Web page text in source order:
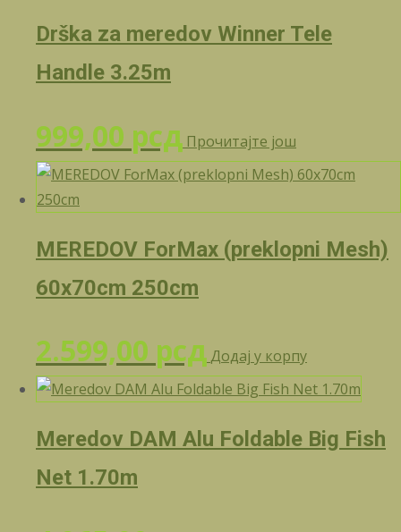
Drška za meredov Winner Tele
Handle 3.25m
999,00 рсд Прочитајте још
MEREDOV ForMax (preklopni Mesh)
60x70cm 250cm
2.599,00 рсд Додај у корпу
Meredov DAM Alu Foldable Big Fish
Net 1.70m